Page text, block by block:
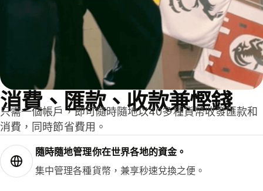
消費、匯款、收款兼慳錢
只需一個帳戶，即可隨時隨地以40多種貨幣收發匯款和
消費，同時節省費用。
隨時隨地管理你在世界各地的資金。
集中管理各種貨幣，兼享秒速兌換之便。